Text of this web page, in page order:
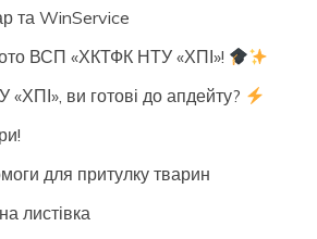
та WinService
ВСП «ХКТФК НТУ «ХПІ»!
ви готові до апдейту?
для притулку тварин
листівка